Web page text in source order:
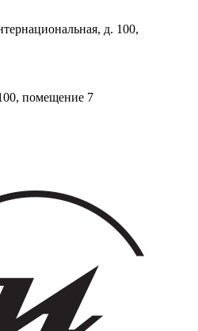
д. 100,
помещение 7